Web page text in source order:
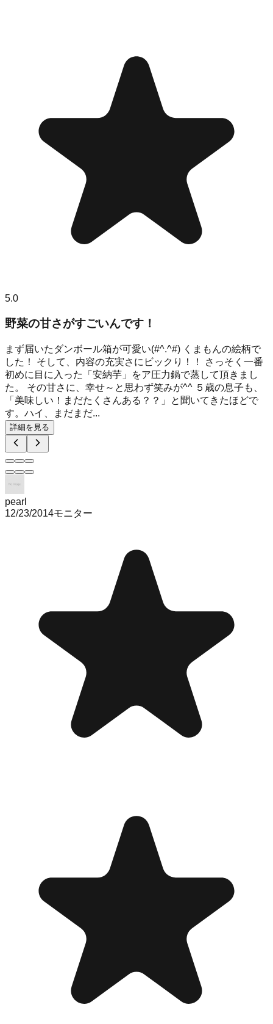
5.0
野菜の甘さがすごいんです！
まず届いたダンボール箱が可愛い(#^.^#) くまもんの絵柄で
した！ そして、内容の充実さにビックり！！ さっそく一番
初めに目に入った「安納芋」をア圧力鍋で蒸して頂きまし
た。 その甘さに、幸せ～と思わず笑みが^^ ５歳の息子も、
「美味しい！まだたくさんある？？」と聞いてきたほどで
す。ハイ、まだまだ...
詳細を見る
pearl
12/23/2014モニター